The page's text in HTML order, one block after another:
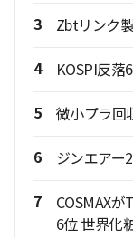
3 Zbtリンク
4 KOSPI反落
5 微小プラ回
6 ジンエアー
7
COSMAX
6位 世界化